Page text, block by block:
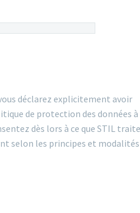
déclarez explicitement avoir
de protection des données à
dès lors à ce que STIL traite
selon les principes et modalités